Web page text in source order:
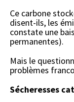
Ce carbone
disent-ils, les
constate une
permanentes).
Mais le
problèmes
Sécheresses